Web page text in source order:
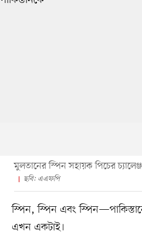
মুলতানের স্পিন সহায়ক পিচের
ছবি: এএফপি
স্পিন, স্পিন এবং
এখন একটাই।